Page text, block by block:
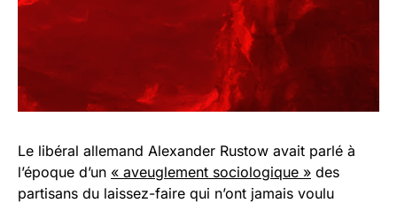
Le libéral allemand Alexander Rustow avait parlé à
l’époque d’un « aveuglement sociologique » des
partisans du laissez-faire qui n’ont jamais voulu